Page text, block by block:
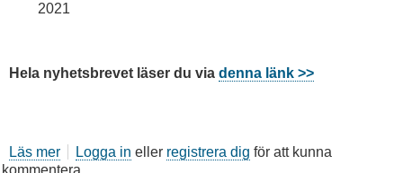
2021
Hela nyhetsbrevet läser du via denna länk >>
Läs mer omLogga in eller registrera dig för att kunna